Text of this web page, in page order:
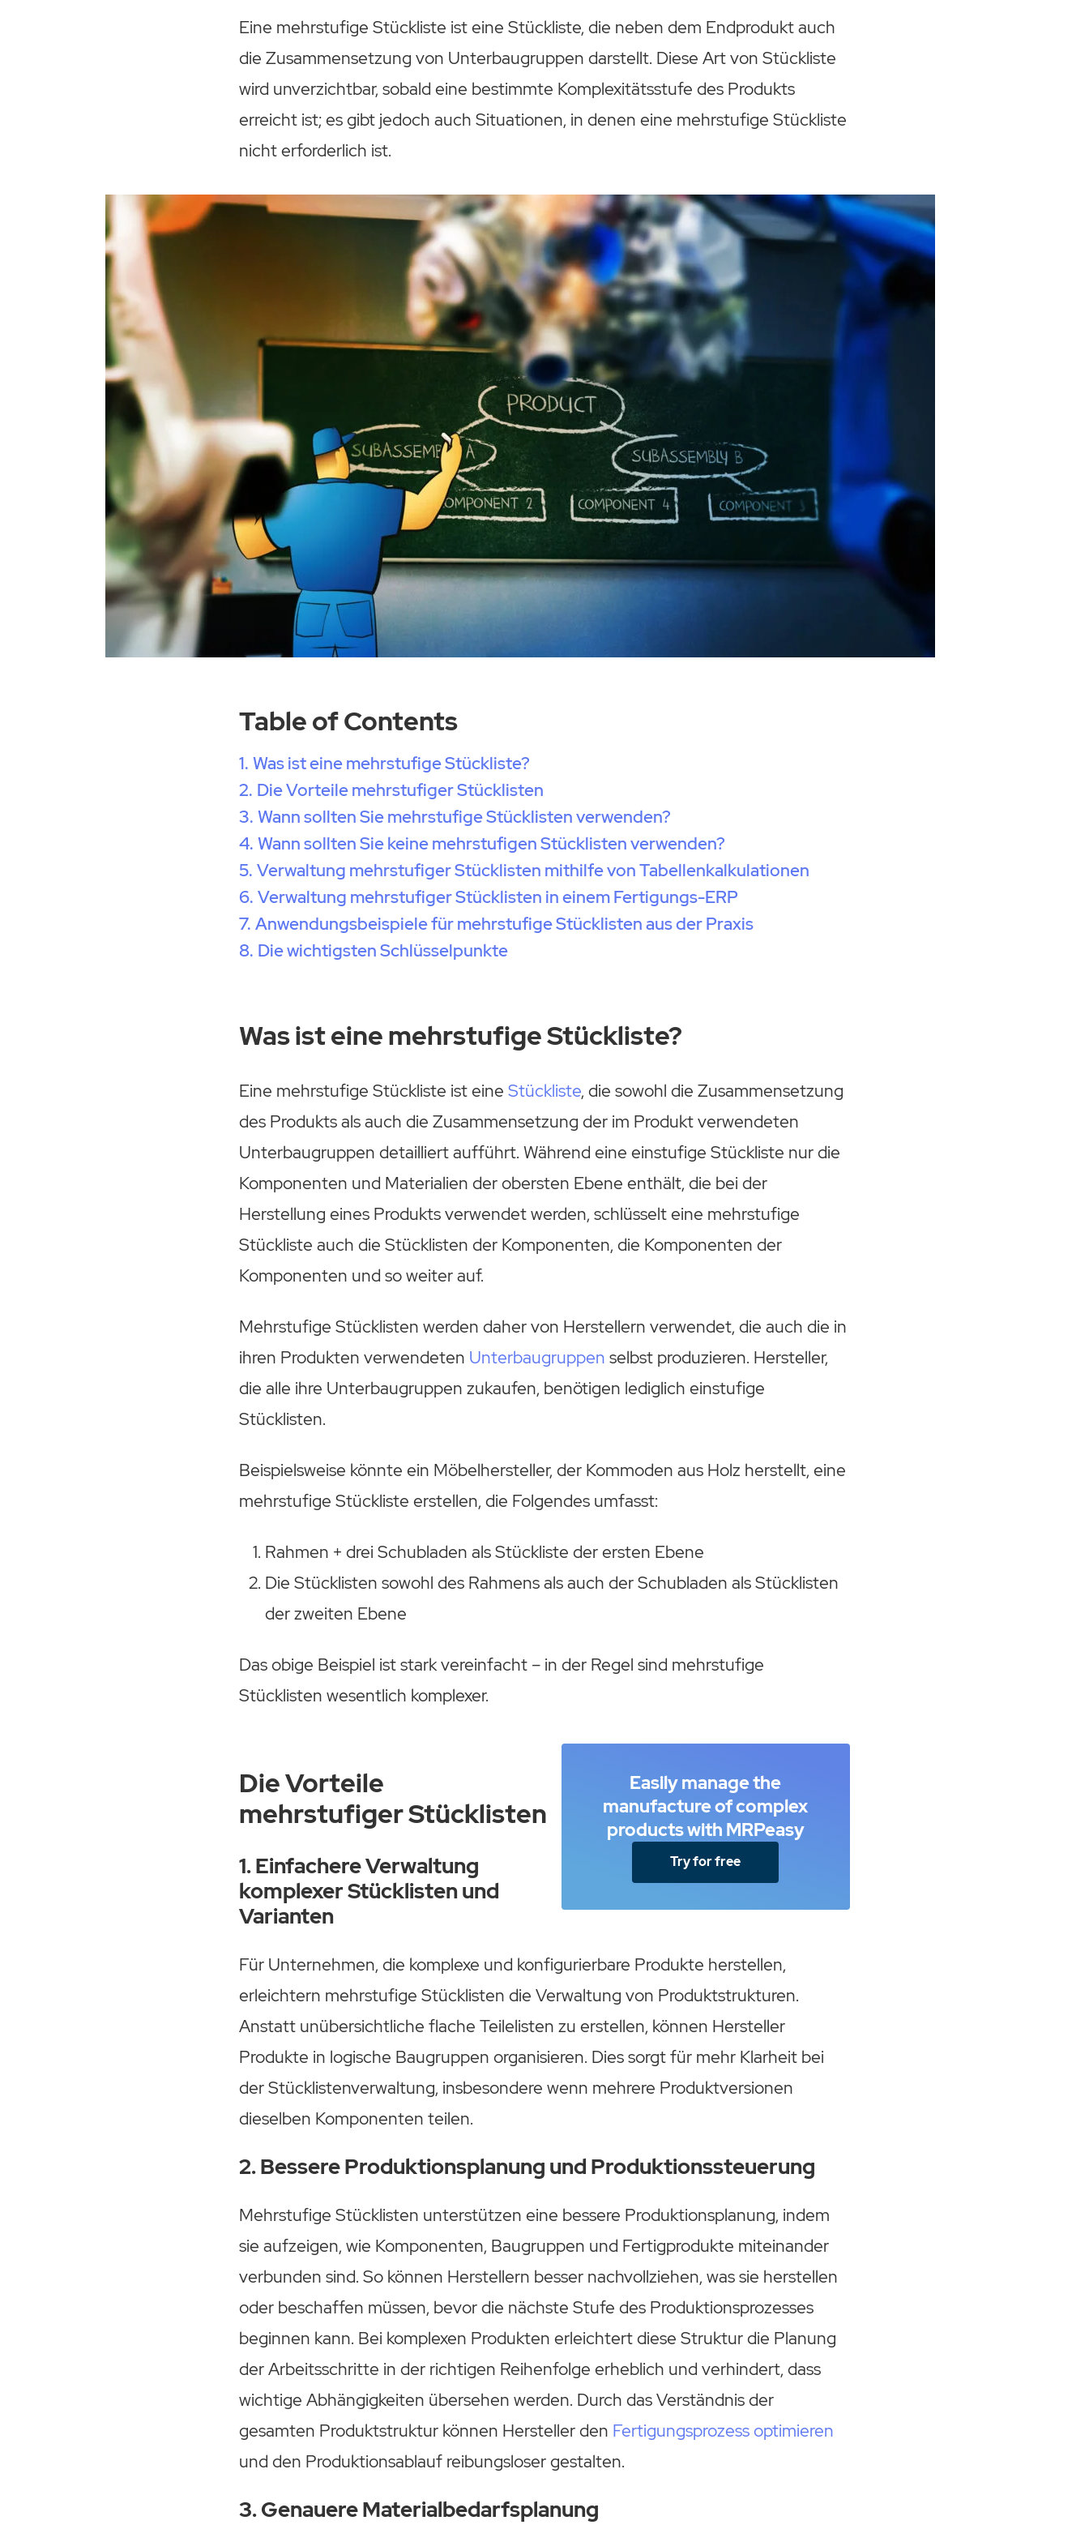
Eine mehrstufige Stückliste ist eine Stückliste, die neben dem Endprodukt auch
die Zusammensetzung von Unterbaugruppen darstellt. Diese Art von Stückliste
wird unverzichtbar, sobald eine bestimmte Komplexitätsstufe des Produkts
erreicht ist; es gibt jedoch auch Situationen, in denen eine mehrstufige Stückliste
nicht erforderlich ist.
Table of Contents
Was ist eine mehrstufige Stückliste?
Die Vorteile mehrstufiger Stücklisten
Wann sollten Sie mehrstufige Stücklisten verwenden?
Wann sollten Sie keine mehrstufigen Stücklisten verwenden?
Verwaltung mehrstufiger Stücklisten mithilfe von Tabellenkalkulationen
Verwaltung mehrstufiger Stücklisten in einem Fertigungs-ERP
Anwendungsbeispiele für mehrstufige Stücklisten aus der Praxis
Die wichtigsten Schlüsselpunkte
Was ist eine mehrstufige Stückliste?
Eine mehrstufige Stückliste ist eineStückliste, die sowohl die Zusammensetzung
des Produkts als auch die Zusammensetzung der im Produkt verwendeten
Unterbaugruppen detailliert aufführt. Während eine einstufige Stückliste nur die
Komponenten und Materialien der obersten Ebene enthält, die bei der
Herstellung eines Produkts verwendet werden, schlüsselt eine mehrstufige
Stückliste auch die Stücklisten der Komponenten, die Komponenten der
Komponenten und so weiter auf.
Mehrstufige Stücklisten werden daher von Herstellern verwendet, die auch die in
ihren Produkten verwendeten Unterbaugruppen selbst produzieren. Hersteller,
die alle ihre Unterbaugruppen zukaufen, benötigen lediglich einstufige
Stücklisten.
Beispielsweise könnte ein Möbelhersteller, der Kommoden aus Holz herstellt, eine
mehrstufige Stückliste erstellen, die Folgendes umfasst:
Rahmen + drei Schubladen als Stückliste der ersten Ebene
Die Stücklisten sowohl des Rahmens als auch der Schubladen als Stücklisten
der zweiten Ebene
Das obige Beispiel ist stark vereinfacht – in der Regel sind mehrstufige
Stücklisten wesentlich komplexer.
Easily manage the
manufacture of complex
products with MRPeasy
Try for free
Die Vorteile
mehrstufiger Stücklisten
1. Einfachere Verwaltung
komplexer Stücklisten und
Varianten
Für Unternehmen, die komplexe und konfigurierbare Produkte herstellen,
erleichtern mehrstufige Stücklisten die Verwaltung von Produktstrukturen.
Anstatt unübersichtliche flache Teilelisten zu erstellen, können Hersteller
Produkte in logische Baugruppen organisieren. Dies sorgt für mehr Klarheit bei
der Stücklistenverwaltung, insbesondere wenn mehrere Produktversionen
dieselben Komponenten teilen.
2. Bessere Produktionsplanung und Produktionssteuerung
Mehrstufige Stücklisten unterstützen eine bessere Produktionsplanung, indem
sie aufzeigen, wie Komponenten, Baugruppen und Fertigprodukte miteinander
verbunden sind. So können Herstellern besser nachvollziehen, was sie herstellen
oder beschaffen müssen, bevor die nächste Stufe des Produktionsprozesses
beginnen kann. Bei komplexen Produkten erleichtert diese Struktur die Planung
der Arbeitsschritte in der richtigen Reihenfolge erheblich und verhindert, dass
wichtige Abhängigkeiten übersehen werden. Durch das Verständnis der
gesamten Produktstruktur können Hersteller den Fertigungsprozess optimieren
und den Produktionsablauf reibungsloser gestalten.
3. Genauere Materialbedarfsplanung